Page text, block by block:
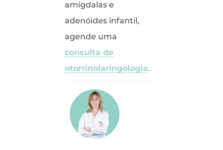
amígdalas e
adenóides infantil,
agende uma
consulta de
otorrinolaringologia.